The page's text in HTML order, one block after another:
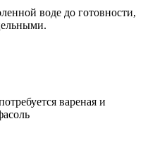
воде до готовности,
вареная и